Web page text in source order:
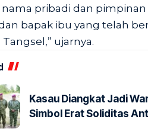
nama pribadi dan
bapak ibu yang telah
ujarnya.
Kasau Diangkat Jadi
Simbol Erat Soliditas